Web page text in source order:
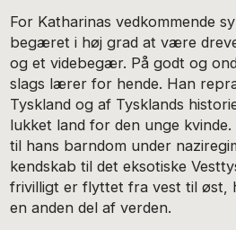
For Katharinas vedkommende
begæret i høj grad at være
og et videbegær. På godt og
slags lærer for hende. Han
Tyskland og af Tysklands
lukket land for den unge
til hans barndom under
kendskab til det eksotiske
frivilligt er flyttet fra vest til øst,
en anden del af verden.